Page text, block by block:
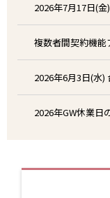
2026年7月17日(
複数者間契約機能
2026年6月3日(水)
2026年GW休業日